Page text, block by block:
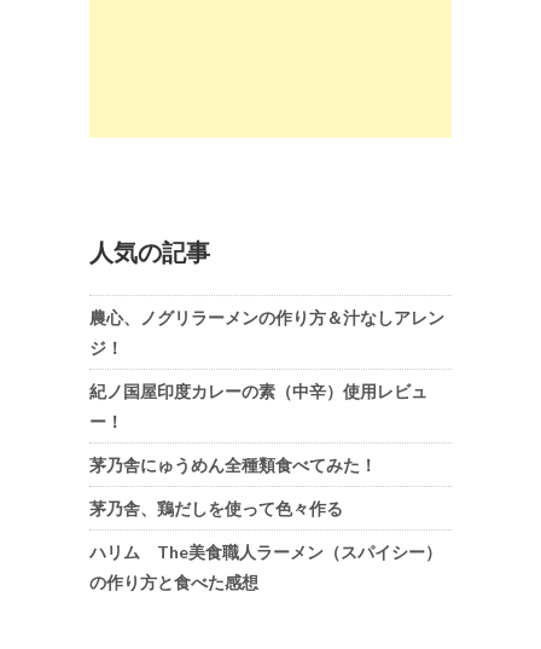
人気の記事
農心、ノグリラーメンの作り方＆汁なしアレン
ジ！
紀ノ国屋印度カレーの素（中辛）使用レビュ
ー！
茅乃舎にゅうめん全種類食べてみた！
茅乃舎、鶏だしを使って色々作る
ハリム The美食職人ラーメン（スパイシー）
の作り方と食べた感想